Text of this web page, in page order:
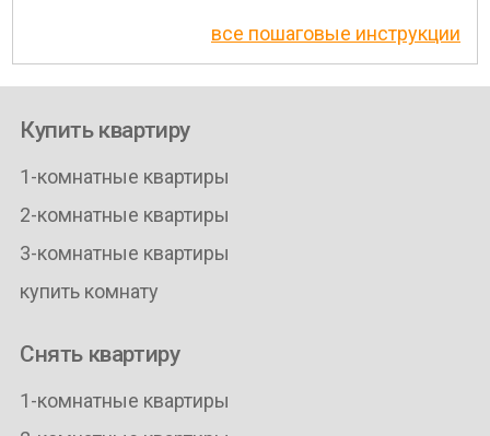
все пошаговые инструкции
Купить квартиру
1-комнатные квартиры
2-комнатные квартиры
3-комнатные квартиры
купить комнату
Снять квартиру
1-комнатные квартиры